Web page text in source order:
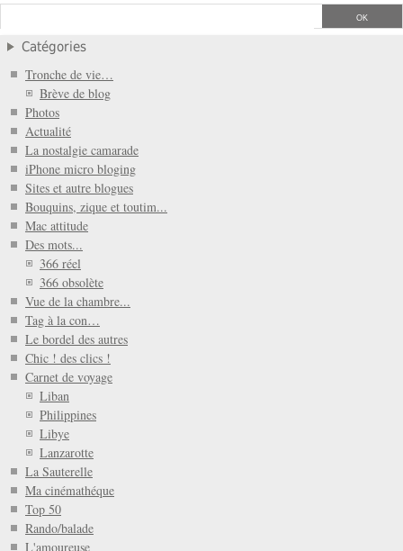
Catégories
Tronche de vie…
Brève de blog
Photos
Actualité
La nostalgie camarade
iPhone micro bloging
Sites et autre blogues
Bouquins, zique et toutim...
Mac attitude
Des mots...
366 réel
366 obsolète
Vue de la chambre...
Tag à la con…
Le bordel des autres
Chic ! des clics !
Carnet de voyage
Liban
Philippines
Libye
Lanzarotte
La Sauterelle
Ma cinémathéque
Top 50
Rando/balade
L'amoureuse